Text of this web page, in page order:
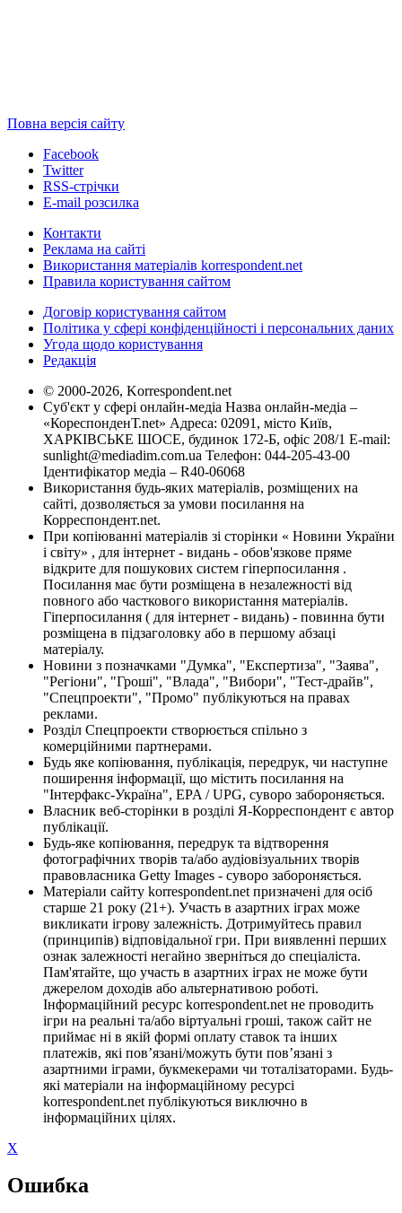
Повна версія сайту
Facebook
Twitter
RSS-стрічки
E-mail розсилка
Контакти
Реклама на сайті
Використання матеріалів korrespondent.net
Правила користування сайтом
Договір користування сайтом
Політика у сфері конфіденційності і персональних даних
Угода щодо користування
Редакція
© 2000-2026, Korrespondent.net
Суб'єкт у сфері онлайн-медіа Назва онлайн-медіа –
«КореспонденТ.net» Адреса: 02091, місто Київ,
ХАРКІВСЬКЕ ШОСЕ, будинок 172-Б, офіс 208/1 E-mail:
sunlight@mediadim.com.ua Телефон: 044-205-43-00
Ідентифікатор медіа – R40-06068
Використання будь-яких матеріалів, розміщених на
сайті, дозволяється за умови посилання на
Корреспондент.net.
При копіюванні матеріалів зі сторінки « Новини України
і світу» , для інтернет - видань - обов'язкове пряме
відкрите для пошукових систем гіперпосилання .
Посилання має бути розміщена в незалежності від
повного або часткового використання матеріалів.
Гіперпосилання ( для інтернет - видань) - повинна бути
розміщена в підзаголовку або в першому абзаці
матеріалу.
Новини з позначками "Думка", "Експертиза", "Заява",
"Регіони", "Гроші", "Влада", "Вибори", "Тест-драйв",
"Спецпроекти", "Промо" публікуються на правах
реклами.
Розділ Спецпроекти створюється спільно з
комерційними партнерами.
Будь яке копіювання, публікація, передрук, чи наступне
поширення інформації, що містить посилання на
"Інтерфакс-Україна", EPA / UPG, суворо забороняється.
Власник веб-сторінки в розділі Я-Корреспондент є автор
публікації.
Будь-яке копіювання, передрук та відтворення
фотографічних творів та/або аудіовізуальних творів
правовласника Getty Images - суворо забороняється.
Матеріали сайту korrespondent.net призначені для осіб
старше 21 року (21+). Участь в азартних іграх може
викликати ігрову залежність. Дотримуйтесь правил
(принципів) відповідальної гри. При виявленні перших
ознак залежності негайно зверніться до спеціаліста.
Пам'ятайте, що участь в азартних іграх не може бути
джерелом доходів або альтернативою роботі.
Інформаційний ресурс korrespondent.net не проводить
ігри на реальні та/або віртуальні гроші, також сайт не
приймає ні в якій формі оплату ставок та інших
платежів, які пов’язані/можуть бути пов’язані з
азартними іграми, букмекерами чи тоталізаторами. Будь-
які матеріали на інформаційному ресурсі
korrespondent.net публікуються виключно в
інформаційних цілях.
X
Ошибка